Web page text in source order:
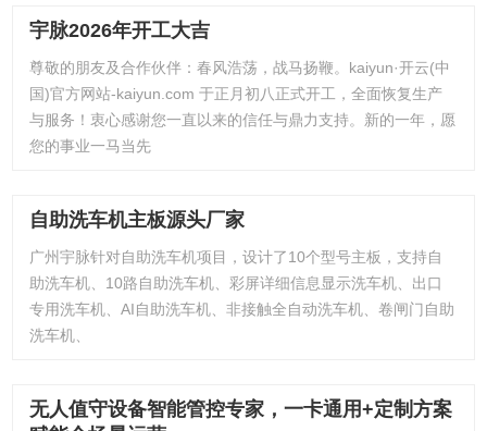
宇脉2026年开工大吉
尊敬的朋友及合作伙伴：春风浩荡，战马扬鞭。kaiyun·开云(中
国)官方网站-kaiyun.com 于正月初八正式开工，全面恢复生产
与服务！衷心感谢您一直以来的信任与鼎力支持。新的一年，愿
您的事业一马当先
自助洗车机主板源头厂家
广州宇脉针对自助洗车机项目，设计了10个型号主板，支持自
助洗车机、10路自助洗车机、彩屏详细信息显示洗车机、出口
专用洗车机、AI自助洗车机、非接触全自动洗车机、卷闸门自助
洗车机、
无人值守设备智能管控专家，一卡通用+定制方案